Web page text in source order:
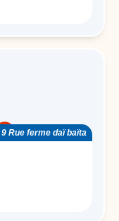
Rue ferme daï baïta